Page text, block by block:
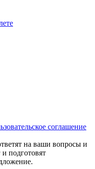
соглашение
на ваши вопросы и
и подготовят